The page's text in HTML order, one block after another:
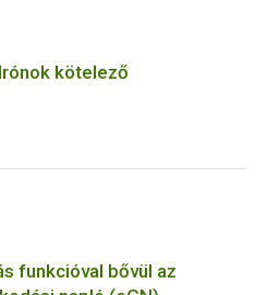
kötelező
funkcióval bővül az